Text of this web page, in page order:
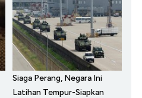
Siaga Perang, Negara Ini
Latihan Tempur-Siapkan